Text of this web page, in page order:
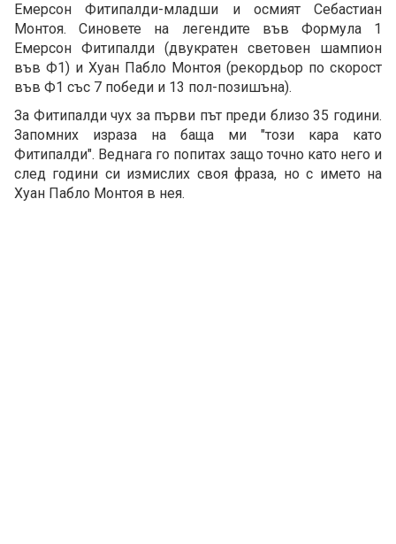
Емерсон Фитипалди-младши и осмият Себастиан
Монтоя. Синовете на легендите във Формула 1
Емерсон Фитипалди (двукратен световен шампион
във Ф1) и Хуан Пабло Монтоя (рекордьор по скорост
във Ф1 със 7 победи и 13 пол-позишъна).
За Фитипалди чух за първи път преди близо 35 години.
Запомних израза на баща ми "този кара като
Фитипалди". Веднага го попитах защо точно като него и
след години си измислих своя фраза, но с името на
Хуан Пабло Монтоя в нея.